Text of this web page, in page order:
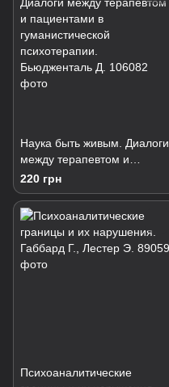
Наука быть живым. Диалоги
между терапевтом и
пациентами в
гуманистической
психотерапии.
Бьюдженталь Д.
220 грн
Психоаналитические